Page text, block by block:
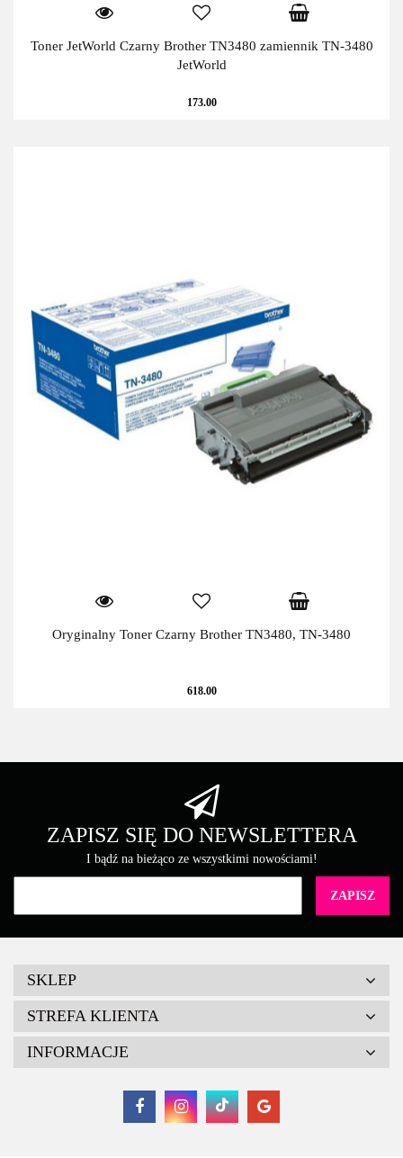
Toner JetWorld Czarny Brother TN3480 zamiennik TN-3480
JetWorld
173.00
Oryginalny Toner Czarny Brother TN3480, TN-3480
618.00
ZAPISZ SIĘ DO NEWSLETTERA
I bądź na bieżąco ze wszystkimi nowościami!
SKLEP
STREFA KLIENTA
INFORMACJE